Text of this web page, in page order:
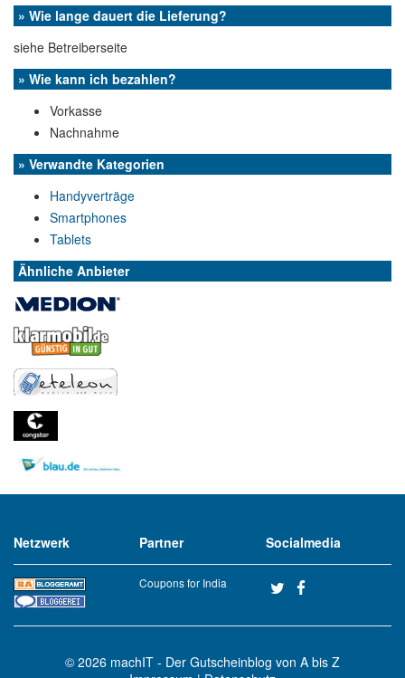
» Wie lange dauert die Lieferung?
siehe Betreiberseite
» Wie kann ich bezahlen?
Vorkasse
Nachnahme
» Verwandte Kategorien
Handyverträge
Smartphones
Tablets
Ähnliche Anbieter
Netzwerk Partner
Coupons for India
Socialmedia
© 2026 machIT - Der Gutscheinblog von A bis Z